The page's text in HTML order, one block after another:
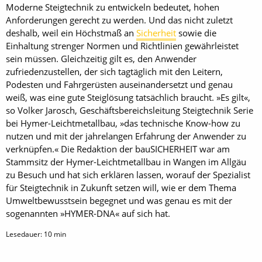
Moderne Steigtechnik zu entwickeln bedeutet, hohen
Anforderungen gerecht zu werden. Und das nicht zuletzt
deshalb, weil ein Höchstmaß an Sicherheit sowie die
Einhaltung strenger Normen und Richtlinien gewährleistet
sein müssen. Gleichzeitig gilt es, den Anwender
zufriedenzustellen, der sich tagtäglich mit den Leitern,
Podesten und Fahrgerüsten auseinandersetzt und genau
weiß, was eine gute Steiglösung tatsächlich braucht. »Es gilt«,
so Volker Jarosch, Geschäftsbereichsleitung Steigtechnik Serie
bei Hymer-Leichtmetallbau, »das technische Know-how zu
nutzen und mit der jahrelangen Erfahrung der Anwender zu
verknüpfen.« Die Redaktion der bauSICHERHEIT war am
Stammsitz der Hymer-Leichtmetallbau in Wangen im Allgäu
zu Besuch und hat sich erklären lassen, worauf der Spezialist
für Steigtechnik in Zukunft setzen will, wie er dem Thema
Umweltbewusstsein begegnet und was genau es mit der
sogenannten »HYMER-DNA« auf sich hat.
Lesedauer: 10 min